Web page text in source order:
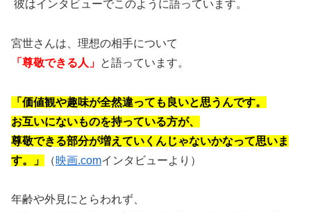
彼はインタビューでこのように語っています。
宮世さんは、理想の相手について
「尊敬できる人」 と語っています。
「価値観や趣味が全然違っても良いと思うんです。
お互いにないものを持っている方が、
尊敬できる部分が増えていくんじゃないかなって思いま
す。」
（映画.comインタビューより）
年齢や外見にとらわれず、